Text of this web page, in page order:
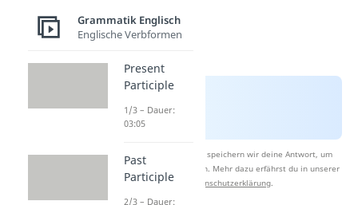
Nach Beantwortung speichern wir deine Antwort, um
Studyflix zu verbessern. Mehr dazu erfährst du in unserer
Datenschutzerklärung.
Grammatik Englisch
Englische Verbformen
Present
Participle
1/3 – Dauer:
03:05
Past
Participle
2/3 – Dauer: